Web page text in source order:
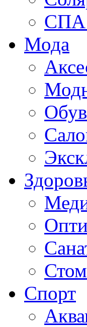
СПА
Мода
Спорт